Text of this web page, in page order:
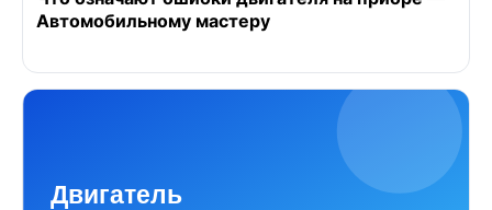
Автомобильному мастеру